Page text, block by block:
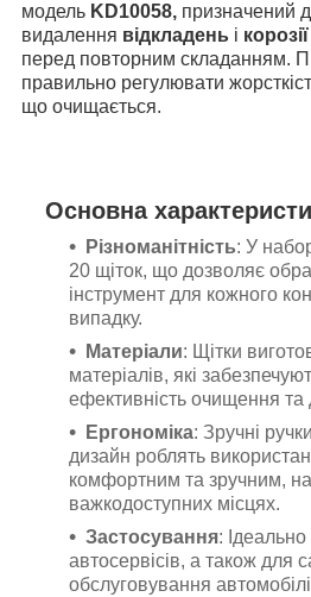
модель KD10058, призначений
видалення відкладень і корозії
перед повторним складанням.
правильно регулювати
що очищається.
Основна
Різноманітність: У
20 щіток, що дозволяє
інструмент для кожного
випадку.
Матеріали: Щітки
матеріалів, які
ефективність очищення та
Ергономіка: Зручні
дизайн роблять
комфортним та зручним,
важкодоступних місцях.
Застосування:
автосервісів, а також для
обслуговування